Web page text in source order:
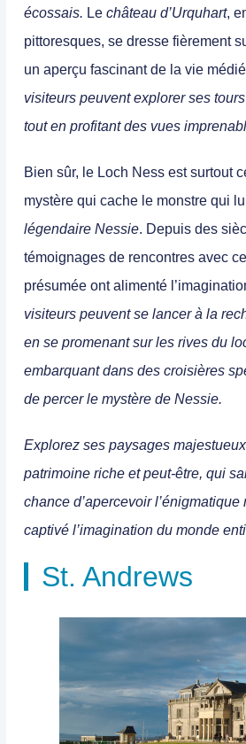
écossais. Le château d’Urquhart,
pittoresques, se dresse fièrement
un aperçu fascinant de la vie
visiteurs peuvent explorer ses
tout en profitant des vues
Bien sûr, le Loch Ness est surtout
mystère qui cache le monstre qui
légendaire Nessie. Depuis des
témoignages de rencontres avec
présumée ont alimenté
visiteurs peuvent se lancer à la
en se promenant sur les rives du
embarquant dans des croisières
de percer le mystère de Nessie.
Explorez ses paysages
patrimoine riche et peut-être, qui
chance d’apercevoir l’énigmatique
captivé l’imagination du monde
St. Andrews